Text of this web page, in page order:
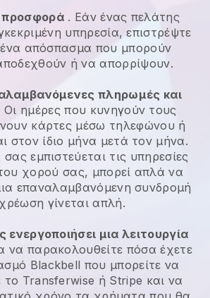
. Εάν ένας πελάτης
υπηρεσία, επιστρέψτε
απόσπασμα που μπορούν
ή να απορρίψουν.
πληρωμές και
Οι ημέρες που κυνηγούν τους
κάρτες μέσω τηλεφώνου ή
στον ίδιο μήνα μετά τον μήνα.
εμπιστεύεται τις υπηρεσίες
χορού σας, μπορεί απλά να
επαναλαμβανόμενη συνδρομή
γίνεται απλή.
ενεργοποιήσει μια λειτουργία
να παρακολουθείτε πόσα έχετε
Blackbell που μπορείτε να
το Transferwise ή Stripe και να